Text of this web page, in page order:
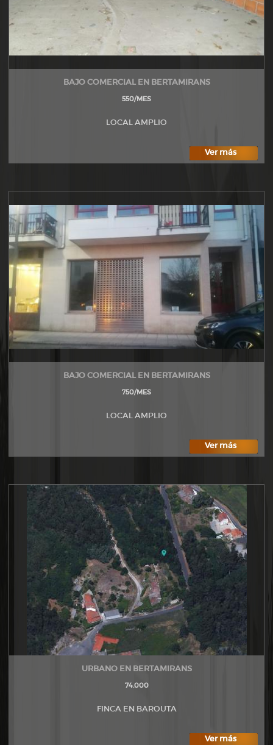
BAJO COMERCIAL EN BERTAMIRANS
550/MES
LOCAL AMPLIO
Ver más
BAJO COMERCIAL EN BERTAMIRANS
750/MES
LOCAL AMPLIO
Ver más
URBANO EN BERTAMIRANS
74.000
FINCA EN BAROUTA
Ver más